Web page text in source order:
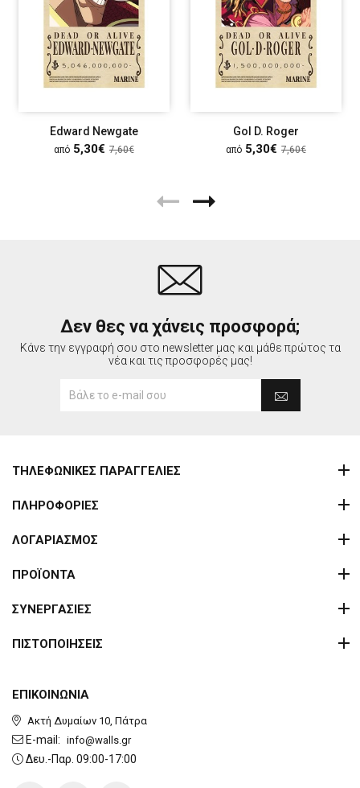
Edward Newgate
από 5,30€ 7,60€
Gol D. Roger
από 5,30€ 7,60€
Δεν θες να χάνεις προσφορά;
Κάνε την εγγραφή σου στο newsletter μας και μάθε πρώτος τα
νέα και τις προσφορές μας!
ΕΠΙΚΟΙΝΩΝΙΑ
Ακτή Δυμαίων 10, Πάτρα
E-mail: info@walls.gr
Δευ.-Παρ. 09:00-17:00
ΤΗΛΕΦΩΝΙΚΕΣ ΠΑΡΑΓΓΕΛΙΕΣ
ΠΛΗΡΟΦΟΡΙΕΣ
ΛΟΓΑΡΙΑΣΜΟΣ
ΠΡΟΪΟΝΤΑ
ΣΥΝΕΡΓΑΣΙΕΣ
ΠΙΣΤΟΠΟΙΗΣΕΙΣ